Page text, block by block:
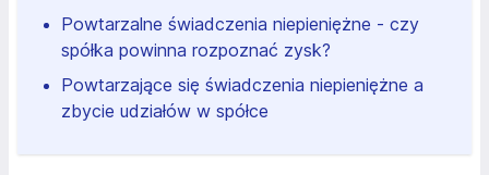
Powtarzalne świadczenia niepieniężne - czy
spółka powinna rozpoznać zysk?
Powtarzające się świadczenia niepieniężne a
zbycie udziałów w spółce